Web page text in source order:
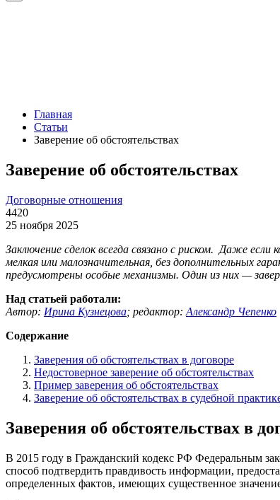
Главная
Статьи
Заверение об обстоятельствах
Заверение об обстоятельствах
Договорные отношения
4420
25 ноября 2025
Заключение сделок всегда связано с риском. Даже
мелкая или малозначительная, без дополнительных
предусмотрены особые механизмы. Один из них —
Над статьей работали:
Автор: Ирина Кузнецова; редактор: Александр Чепенко
Содержание
Заверения об обстоятельствах в договоре
Недостоверное заверение об обстоятельствах
Пример заверения об обстоятельствах
Заверение об обстоятельствах в судебной
Заверения об обстоятельствах в
В 2015 году в Гражданский кодекс РФ Федеральным
способ подтвердить правдивость информации,
определенных фактов, имеющих существенное